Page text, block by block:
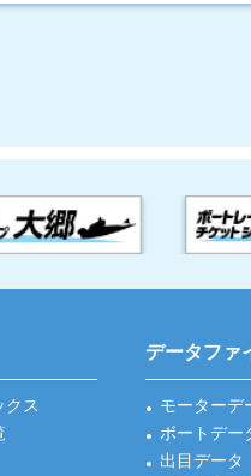
クス
データファ
モーターデ
ボートデー
出目データ